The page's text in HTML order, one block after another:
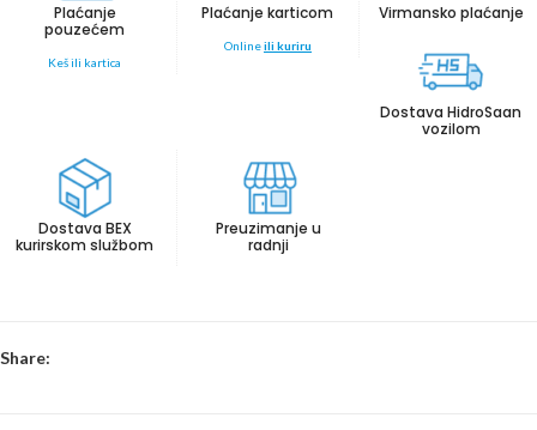
Plaćanje
pouzećem
Keš ili kartica
Plaćanje karticom
Onlineili kuriru
Virmansko plaćanje
Dostava HidroSaan
vozilom
Dostava BEX
kurirskom službom
Preuzimanje u
radnji
Share: